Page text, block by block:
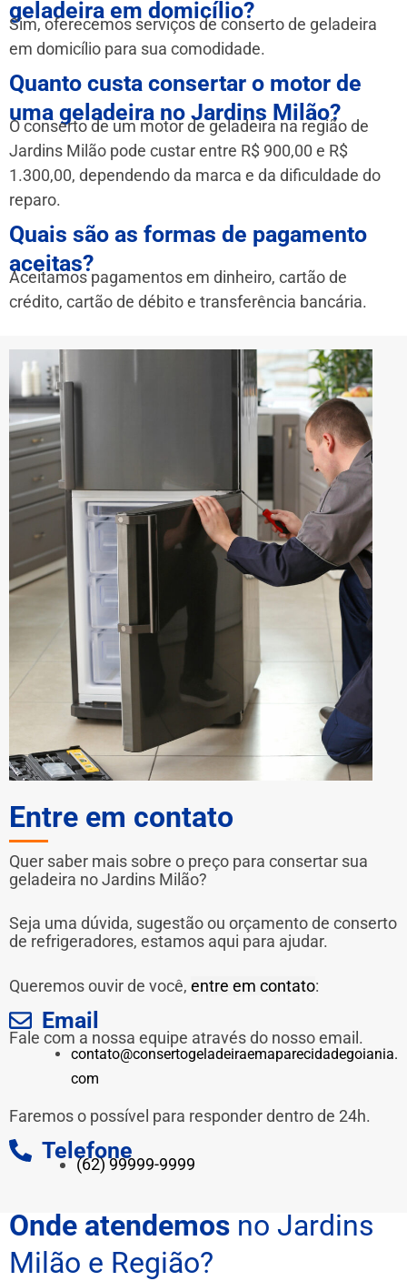
geladeira em domicílio?
Sim, oferecemos serviços de conserto de geladeira
em domicílio para sua comodidade.
Quanto custa consertar o motor de
uma geladeira no Jardins Milão?
O conserto de um motor de geladeira na região de
Jardins Milão pode custar entre R$ 900,00 e R$
1.300,00, dependendo da marca e da dificuldade do
reparo.
Quais são as formas de pagamento
aceitas?
Aceitamos pagamentos em dinheiro, cartão de
crédito, cartão de débito e transferência bancária.
Entre em contato
Quer saber mais sobre o preço para consertar sua
geladeira no Jardins Milão?
Seja uma dúvida, sugestão ou orçamento de conserto
de refrigeradores, estamos aqui para ajudar.
Queremos ouvir de você, entre em contato:
Email
Fale com a nossa equipe através do nosso email.
contato@consertogeladeiraemaparecidadegoiania.
com
Faremos o possível para responder dentro de 24h.
Telefone
(62) 99999-9999
Onde atendemos no Jardins
Milão e Região?